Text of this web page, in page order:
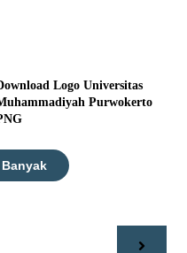
Logo Universitas
Purwokerto